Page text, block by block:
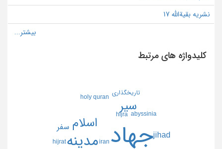
نشریه بقیةالله 17
کلیدواژه های مرتبط
جهاد مدينه
اسلام
سير
jihad
سفر
abyssinia
hijra
hijrat
holy quran
iran
تاريخگذاري